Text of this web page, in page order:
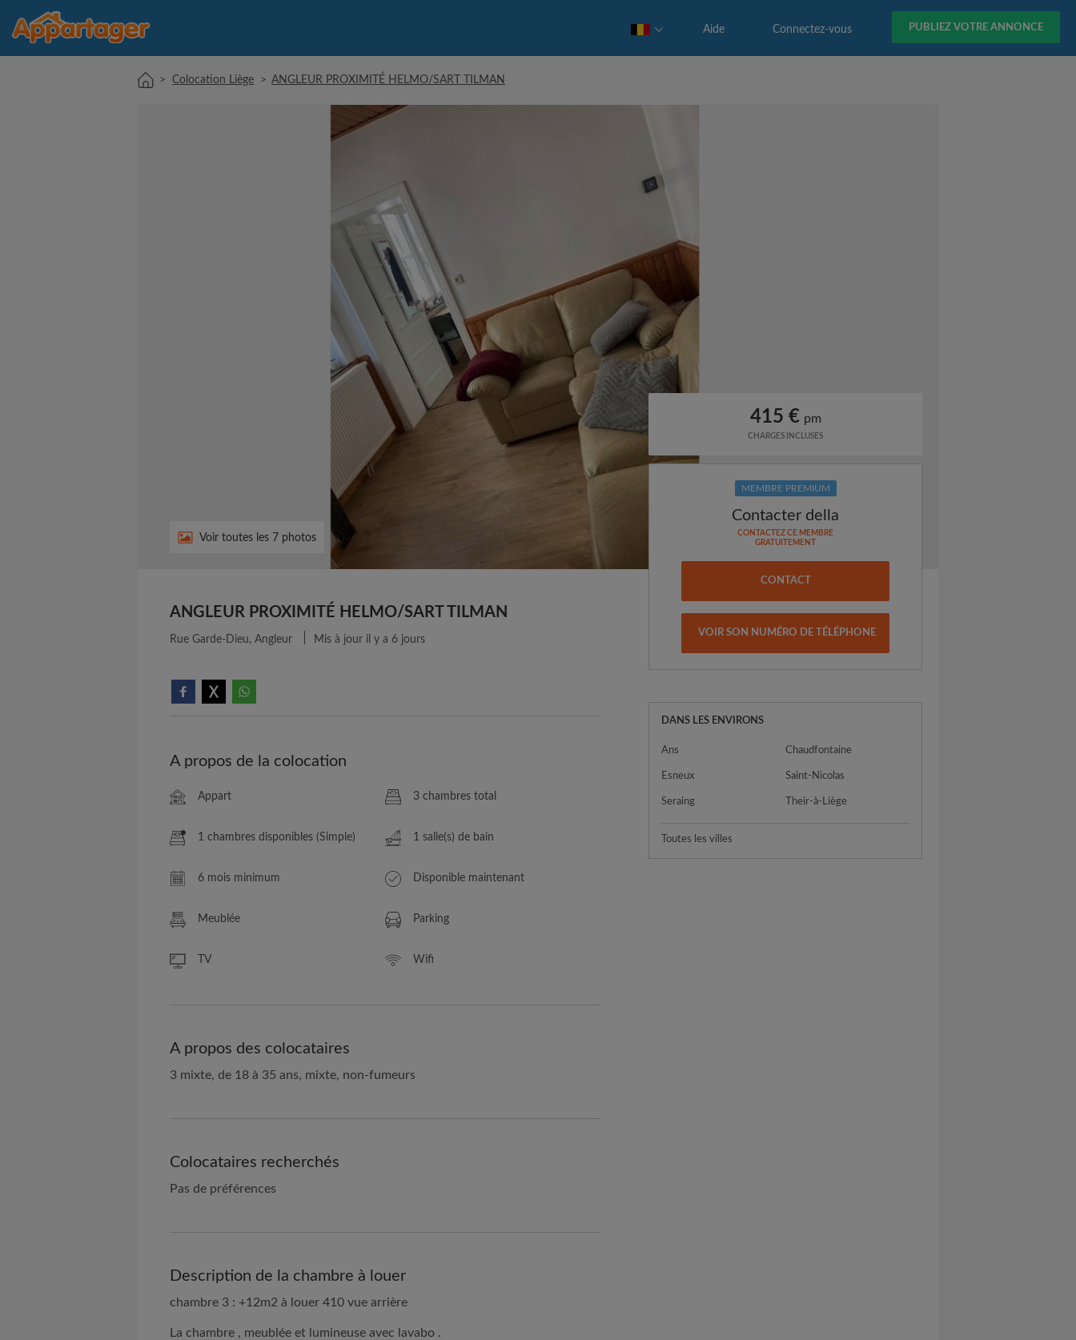
PUBLIEZ VOTRE ANNONCE
Connectez-vous
Aide
> Colocation Liège > ANGLEUR PROXIMITÉ HELMO/SART TILMAN
Voir toutes les 7 photos
ANGLEUR PROXIMITÉ HELMO/SART TILMAN
Rue Garde-Dieu, Angleur Mis à jour il y a 6 jours
A propos de la colocation
Appart 3 chambres total
1 chambres disponibles (Simple) 1 salle(s) de bain
6 mois minimum Disponible maintenant
Meublée Parking
TV Wifi
A propos des colocataires
3 mixte, de 18 à 35 ans, mixte, non-fumeurs
Colocataires recherchés
Pas de préférences
Description de la chambre à louer
chambre 3 : +12m2 à louer 410 vue arrière
La chambre , meublée et lumineuse avec lavabo .
415 € pm
CHARGES INCLUSES
MEMBRE PREMIUM
Contacter della
CONTACTEZ CE MEMBRE
GRATUITEMENT
CONTACT
VOIR SON NUMÉRO DE TÉLÉPHONE
DANS LES ENVIRONS
Ans Chaudfontaine
Esneux Saint-Nicolas
Seraing Their-à-Liège
Toutes les villes